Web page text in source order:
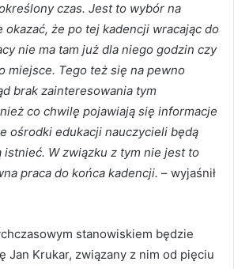
czas. Jest to wybór na
okazać, że po tej kadencji wracając do
nie ma tam już dla niego godzin czy
miejsce. Tego też się na pewno
brak zainteresowania tym
co chwilę pojawiają się informacje
ośrodki edukacji nauczycieli będą
W związku z tym nie jest to
praca do końca kadencji. – wyjaśnił
stanowiskiem będzie
Jan Krukar, związany z nim od pięciu